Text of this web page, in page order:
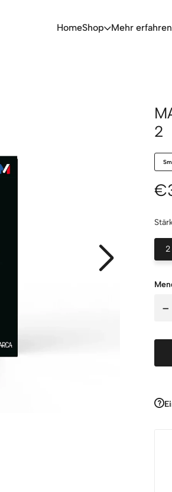
HomeShop Mehr erfahren
2
2
-